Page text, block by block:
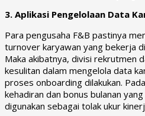
3. Aplikasi Pengelolaan Data
Para pengusaha F&B pastinya
turnover karyawan yang bekerja
Maka akibatnya, divisi rekrutmen
kesulitan dalam mengelola data
proses onboarding dilakukan.
kehadiran dan bonus bulanan
digunakan sebagai tolak ukur